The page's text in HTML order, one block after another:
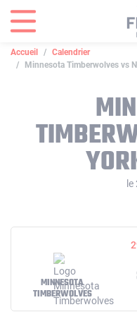
Accueil
Calendrier
Minnesota Timberwolves vs
MINNESOTA
TIMBERWOLVES
Panneau de gestion des